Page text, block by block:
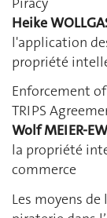
Heike
l'application
propriété
Enforcement
TRIPS
Wolf MEIER-
la propriété
commerce
Les moyens